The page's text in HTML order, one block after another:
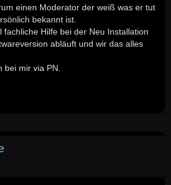
einen Moderator der weiß was er tut
bekannt ist.
Hilfe bei der Neu Installation
abläuft und wir das alles
mir via PN.